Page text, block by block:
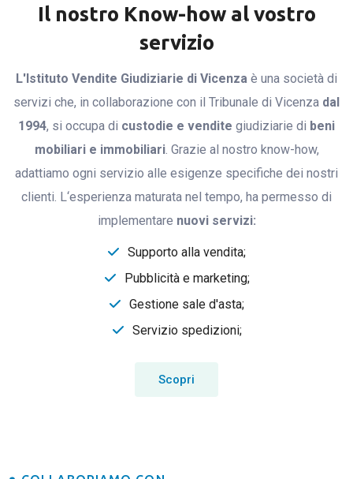
Il nostro Know-how al vostro
servizio
L'Istituto Vendite Giudiziarie di Vicenza è una società di
servizi che, in collaborazione con il Tribunale di Vicenza dal
1994, si occupa di custodie e vendite giudiziarie di beni
mobiliari e immobiliari. Grazie al nostro know-how,
adattiamo ogni servizio alle esigenze specifiche dei nostri
clienti. L‘esperienza maturata nel tempo, ha permesso di
implementare nuovi servizi:
Supporto alla vendita;
Pubblicità e marketing;
Gestione sale d'asta;
Servizio spedizioni;
Scopri